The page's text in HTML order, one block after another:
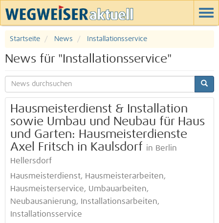
Startseite News Installationsservice
News für "Installationsservice"
Hausmeisterdienst & Installation
sowie Umbau und Neubau für Haus
und Garten: Hausmeisterdienste
Axel Fritsch in Kaulsdorf in Berlin
Hellersdorf
Hausmeisterdienst, Hausmeisterarbeiten,
Hausmeisterservice, Umbauarbeiten,
Neubausanierung, Installationsarbeiten,
Installationsservice